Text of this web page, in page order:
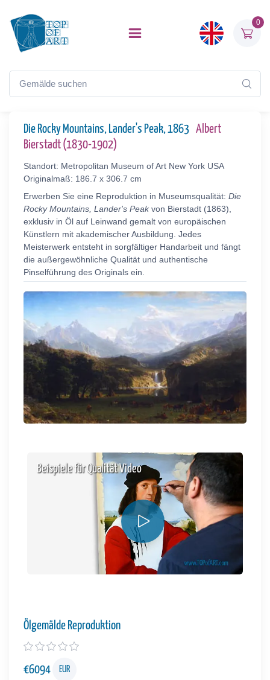
0
Die Rocky Mountains, Lander's Peak, 1863 Albert
Bierstadt (1830-1902)
Standort: Metropolitan Museum of Art New York USA
Originalmaß: 186.7 x 306.7 cm
Erwerben Sie eine Reproduktion in Museumsqualität: Die
Rocky Mountains, Lander's Peakvon Bierstadt (1863),
exklusiv in Öl auf Leinwand gemalt von europäischen
Künstlern mit akademischer Ausbildung. Jedes
Meisterwerk entsteht in sorgfältiger Handarbeit und fängt
die außergewöhnliche Qualität und authentische
Pinselführung des Originals ein.
Beispiele für Qualität Video
Ölgemälde Reproduktion
€6094 EUR